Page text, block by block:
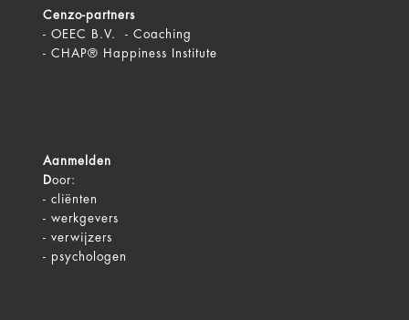
Cenzo-partners
- OEEC B.V. - Coaching
- CHAP® Happiness Institute
Aanmelden
Door:
- cliënten
- werkgevers
- verwijzers
- psychologen